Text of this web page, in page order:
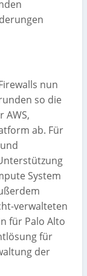
nun
so die
AWS,
ab. Für
System
verwalteten
für Palo Alto
für
der